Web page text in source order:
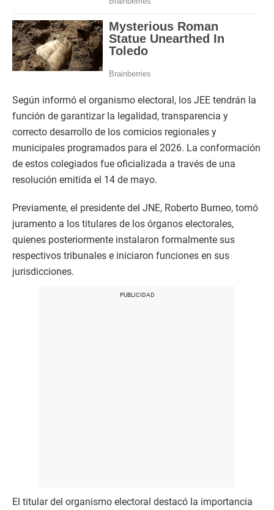
Según informó el organismo electoral, los JEE tendrán la
función de garantizar la legalidad, transparencia y
correcto desarrollo de los comicios regionales y
municipales programados para el 2026. La conformación
de estos colegiados fue oficializada a través de una
resolución emitida el 14 de mayo.
Previamente, el presidente del JNE, Roberto Burneo, tomó
juramento a los titulares de los órganos electorales,
quienes posteriormente instalaron formalmente sus
respectivos tribunales e iniciaron funciones en sus
jurisdicciones.
El titular del organismo electoral destacó la importancia